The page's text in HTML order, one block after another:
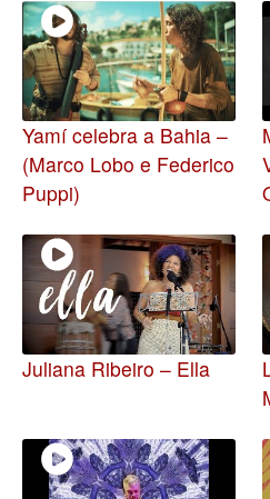
Yamí celebra a Bahia –
(Marco Lobo e Federico
Puppi)
Juliana Ribeiro – Ella